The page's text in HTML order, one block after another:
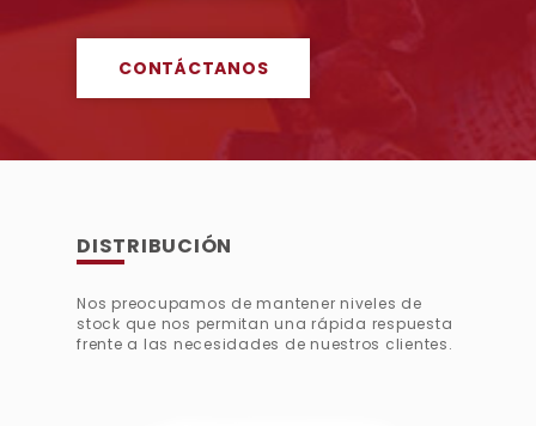
CONTÁCTANOS
DISTRIBUCIÓN
Nos preocupamos de mantener niveles de
stock que nos permitan una rápida respuesta
frente a las necesidades de nuestros clientes.